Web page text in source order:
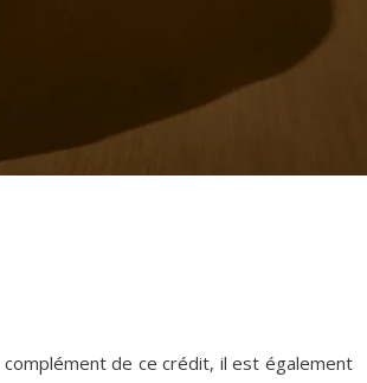
de ce crédit, il est également